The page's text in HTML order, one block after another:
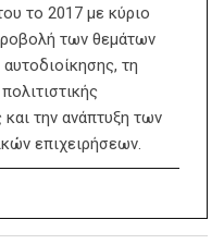
το 2017 με κύριο
των θεμάτων
τη
και την ανάπτυξη των
επιχειρήσεων.